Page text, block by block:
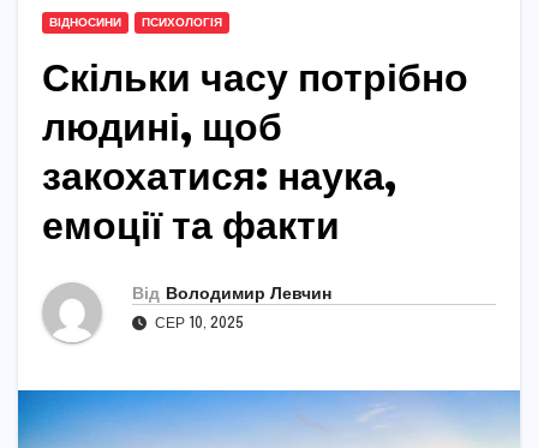
ВІДНОСИНИ ПСИХОЛОГІЯ
Скільки часу потрібно
людині, щоб
закохатися: наука,
емоції та факти
Від Володимир Левчин
СЕР 10, 2025